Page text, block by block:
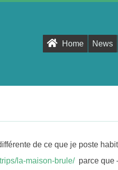
Primary
Home News
de ce que je poste
la-maison-brule/ parce que